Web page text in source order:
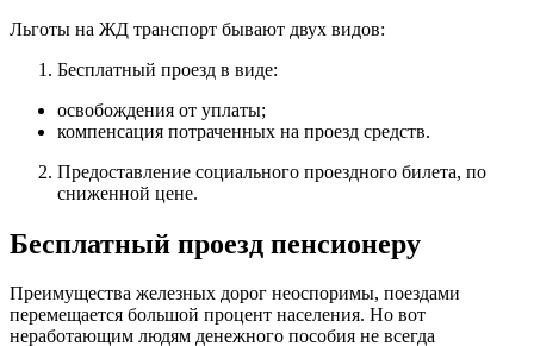
Льготы на ЖД транспорт бывают двух видов:
Бесплатный проезд в виде:
освобождения от уплаты;
компенсация потраченных на проезд средств.
Предоставление социального проездного билета, по
сниженной цене.
Бесплатный проезд пенсионеру
Преимущества железных дорог неоспоримы, поездами
перемещается большой процент населения. Но вот
неработающим людям денежного пособия не всегда